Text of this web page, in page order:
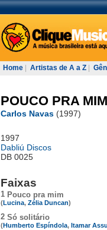
Home Artistas de A a Z
POUCO PRA MIM
Carlos Navas (1997)
1997
Dabliú Discos
DB 0025
Faixas
1 Pouco pra mim
(Lucina, Zélia Duncan)
2 Só solitário
(Humberto Espíndola, Itamar